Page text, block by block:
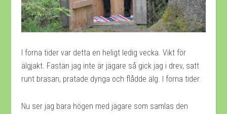
I forna tider var detta en heligt ledig vecka. Vikt för
älgjakt. Fastän jag inte är jägare så gick jag i drev, satt
runt brasan, pratade dynga och flådde älg. I forna tider.
Nu ser jag bara högen med jägare som samlas den